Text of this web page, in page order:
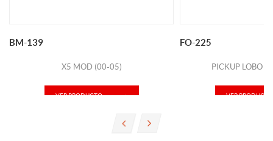
BM-139
X5 MOD (00-05)
VER PRODUCTO
FO-225
PICKUP LOBO
VER PRODUCTO